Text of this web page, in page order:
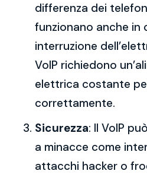
differenza dei
funzionano anche in
interruzione
VoIP richiedono
elettrica costante
correttamente.
Sicurezza: Il VoIP
a minacce come
attacchi hacker o